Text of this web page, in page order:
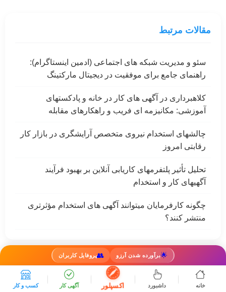
🌟برآورده شدن آرزو 👥پروفایل کاربران
خانه داشبورد اکسپلور آگهی کار کسب و کار
مقالات مرتبط
سئو و مدیریت شبکه های اجتماعی (ادمین اینستاگرام):
راهنمای جامع برای موفقیت در دیجیتال مارکتینگ
کلاهبرداری در آگهی های کار در خانه و پادکستهای
آموزشی: مکانیزمه ای فریب و راهکارهای مقابله
چالشهای استخدام نیروی متخصص آرایشگری در بازار کار
رقابتی امروز
تحلیل تأثیر پلتفرمهای کاریابی آنلاین بر بهبود فرآیند
آگهیهای کار و استخدام
چگونه کارفرمایان میتوانند آگهی های استخدام مؤثرتری
منتشر کنند؟
درباره ما تماس قوانین اینستاگرام تلگرام